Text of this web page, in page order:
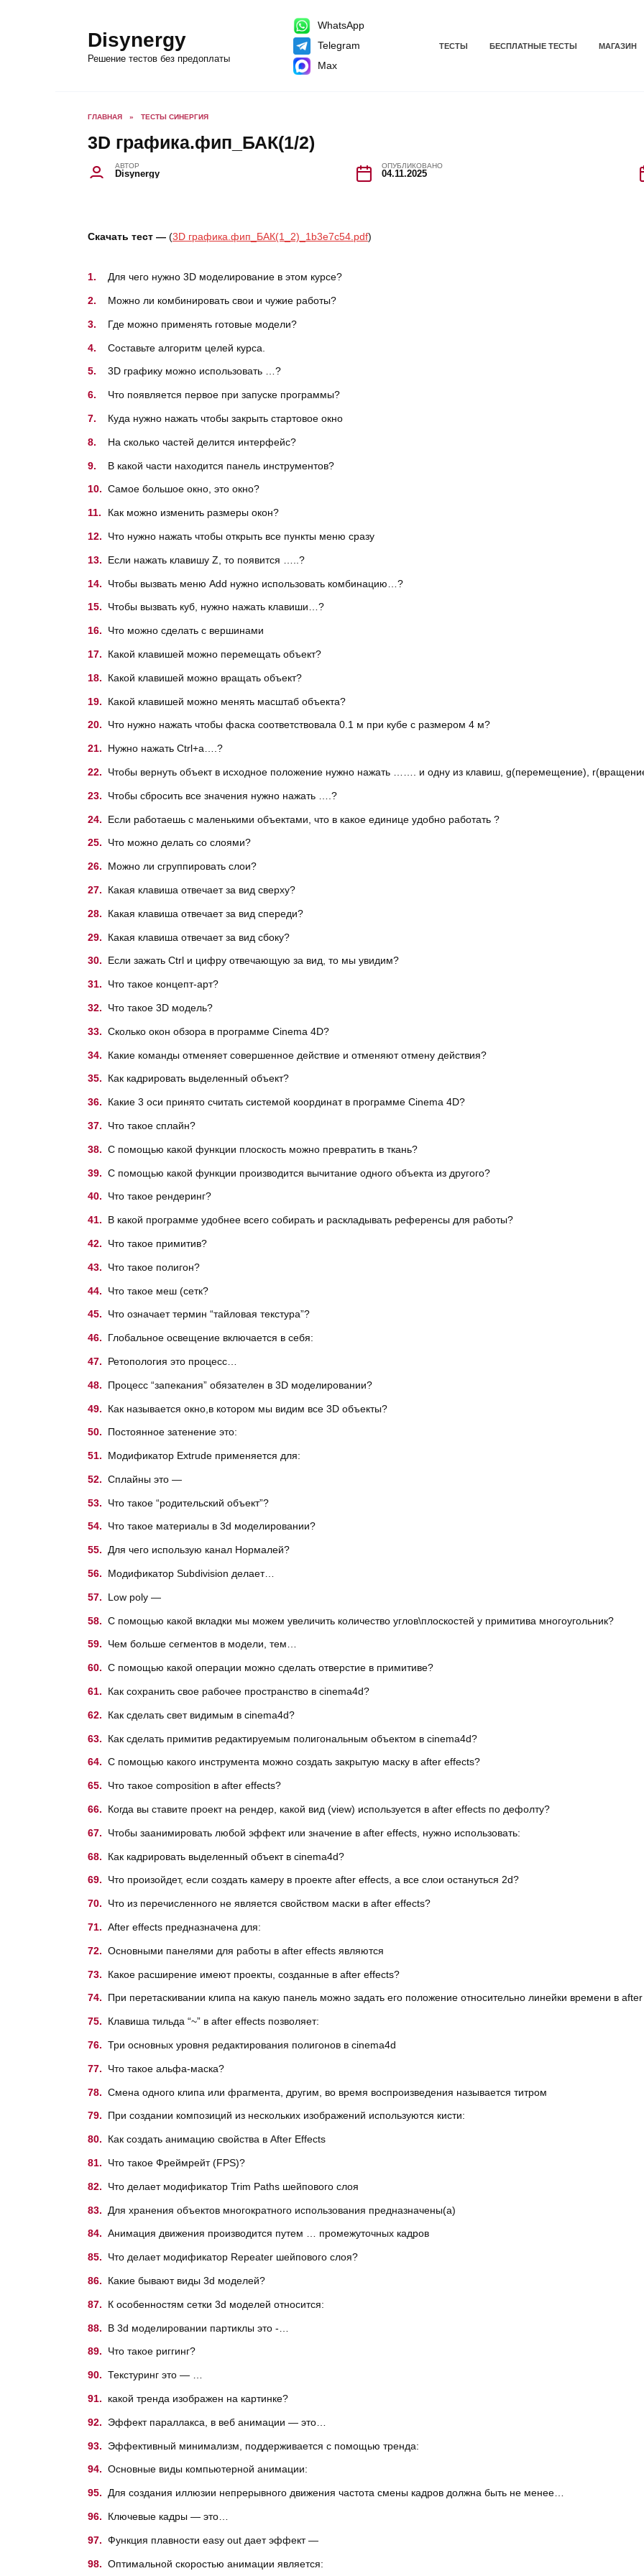
Disynergy
Решение тестов без предоплаты
WhatsApp
Telegram
Max
ТЕСТЫ БЕСПЛАТНЫЕ ТЕСТЫ МАГАЗИН
ГЛАВНАЯ » ТЕСТЫ СИНЕРГИЯ
3D графика.фип_БАК(1/2)
АВТОР
Disynergy
ОПУБЛИКОВАНО
04.11.2025
Скачать тест — (3D графика.фип_БАК(1_2)_1b3e7c54.pdf)
Для чего нужно 3D моделирование в этом курсе?
Можно ли комбинировать свои и чужие работы?
Где можно применять готовые модели?
Составьте алгоритм целей курса.
3D графику можно использовать …?
Что появляется первое при запуске программы?
Куда нужно нажать чтобы закрыть стартовое окно
На сколько частей делится интерфейс?
В какой части находится панель инструментов?
Самое большое окно, это окно?
Как можно изменить размеры окон?
Что нужно нажать чтобы открыть все пункты меню сразу
Если нажать клавишу Z, то появится …..?
Чтобы вызвать меню Add нужно использовать комбинацию…?
Чтобы вызвать куб, нужно нажать клавиши…?
Что можно сделать с вершинами
Какой клавишей можно перемещать объект?
Какой клавишей можно вращать объект?
Какой клавишей можно менять масштаб объекта?
Что нужно нажать чтобы фаска соответствовала 0.1 м при кубе с размером 4 м?
Нужно нажать Ctrl+a….?
Чтобы вернуть объект в исходное положение нужно нажать ……. и одну из клавиш, g(перемещение),
Чтобы сбросить все значения нужно нажать ….?
Если работаешь с маленькими объектами, что в какое единице удобно работать ?
Что можно делать со слоями?
Можно ли сгруппировать слои?
Какая клавиша отвечает за вид сверху?
Какая клавиша отвечает за вид спереди?
Какая клавиша отвечает за вид сбоку?
Если зажать Ctrl и цифру отвечающую за вид, то мы увидим?
Что такое концепт-арт?
Что такое 3D модель?
Сколько окон обзора в программе Cinema 4D?
Какие команды отменяет совершенное действие и отменяют отмену действия?
Как кадрировать выделенный объект?
Какие 3 оси принято считать системой координат в программе Cinema 4D?
Что такое сплайн?
С помощью какой функции плоскость можно превратить в ткань?
С помощью какой функции производится вычитание одного объекта из другого?
Что такое рендеринг?
В какой программе удобнее всего собирать и раскладывать референсы для работы?
Что такое примитив?
Что такое полигон?
Что такое меш (сетк?
Что означает термин “тайловая текстура”?
Глобальное освещение включается в себя:
Ретопология это процесс…
Процесс “запекания” обязателен в 3D моделировании?
Как называется окно,в котором мы видим все 3D объекты?
Постоянное затенение это:
Модификатор Extrude применяется для:
Сплайны это —
Что такое “родительский объект”?
Что такое материалы в 3d моделировании?
Для чего использую канал Нормалей?
Модификатор Subdivision делает…
Low poly —
С помощью какой вкладки мы можем увеличить количество углов\плоскостей у примитива многоугольник?
Чем больше сегментов в модели, тем…
С помощью какой операции можно сделать отверстие в примитиве?
Как сохранить свое рабочее пространство в cinema4d?
Как сделать свет видимым в cinema4d?
Как сделать примитив редактируемым полигональным объектом в cinema4d?
С помощью какого инструмента можно создать закрытую маску в after effects?
Что такое composition в after effects?
Когда вы ставите проект на рендер, какой вид (view) используется в after effects по дефолту?
Чтобы заанимировать любой эффект или значение в after effects, нужно использовать:
Как кадрировать выделенный объект в cinema4d?
Что произойдет, если создать камеру в проекте after effects, а все слои остануться 2d?
Что из перечисленного не является свойством маски в after effects?
After effects предназначена для:
Основными панелями для работы в after effects являются
Какое расширение имеют проекты, созданные в after effects?
При перетаскивании клипа на какую панель можно задать его положение относительно линейки времени в
Клавиша тильда “~” в after effects позволяет:
Три основных уровня редактирования полигонов в cinema4d
Что такое альфа-маска?
Смена одного клипа или фрагмента, другим, во время воспроизведения называется титром
При создании композиций из нескольких изображений используются кисти:
Как создать анимацию свойства в After Effects
Что такое Фреймрейт (FPS)?
Что делает модификатор Trim Paths шейпового слоя
Для хранения объектов многократного использования предназначены(а)
Анимация движения производится путем … промежуточных кадров
Что делает модификатор Repeater шейпового слоя?
Какие бывают виды 3d моделей?
К особенностям сетки 3d моделей относится:
В 3d моделировании партиклы это -…
Что такое риггинг?
Текстуринг это — …
какой тренда изображен на картинке?
Эффект параллакса, в веб анимации — это…
Эффективный минимализм, поддерживается с помощью тренда:
Основные виды компьютерной анимации:
Для создания иллюзии непрерывного движения частота смены кадров должна быть не менее…
Ключевые кадры — это…
Функция плавности easy out дает эффект —
Оптимальной скоростью анимации является: